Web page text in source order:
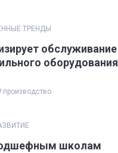
ТРЕНДЫ
обслуживание
оборудования
производство
школам